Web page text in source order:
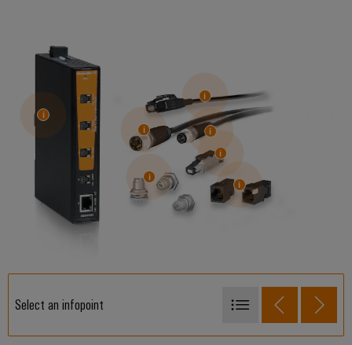
pour la
connectivité
industrielle.
Select an infopoint
ALVÉOLES DE TEST IP67